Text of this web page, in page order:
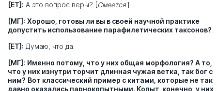
[ЕТ]: А это вопрос веры? [Смеется.]
[МГ]: Хорошо, готовы ли вы в своей научной практике
допустить использование парафилетических таксонов?
[ЕТ]: Думаю, что да.
[МГ]: Именно потому, что у них общая морфология? А то,
что у них изнутри торчит длинная чужая ветка, так бог с
ним? Вот классический пример с китами, которые не так
давно оказались парнокопытными. Копыт, конечно, у них